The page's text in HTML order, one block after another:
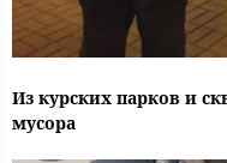
Из курских парков и
мусора